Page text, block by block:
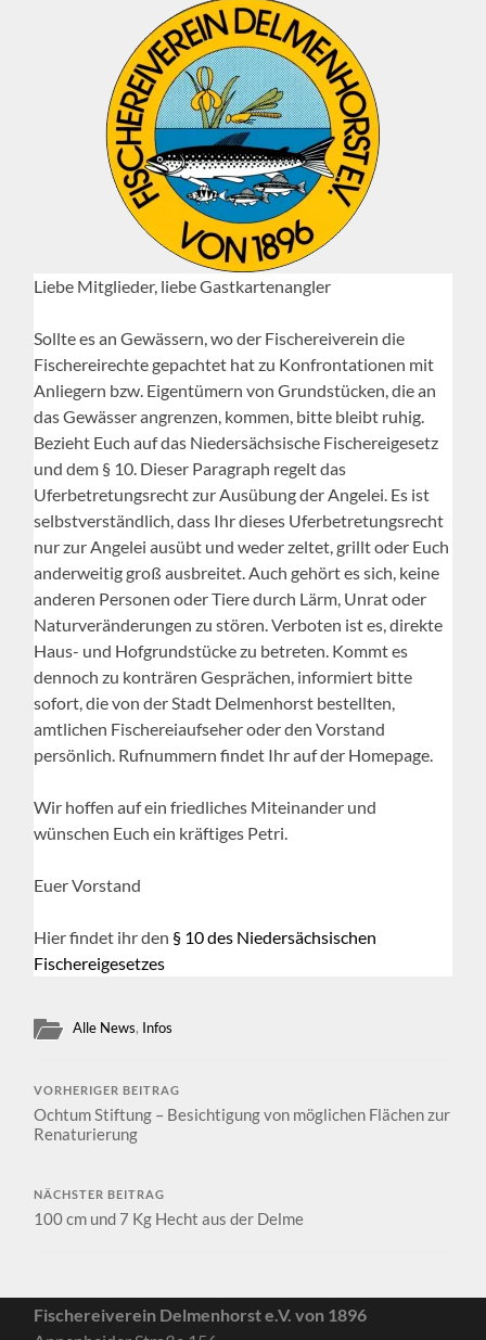
Liebe Mitglieder, liebe Gastkartenangler
Sollte es an Gewässern, wo der Fischereiverein die
Fischereirechte gepachtet hat zu Konfrontationen mit
Anliegern bzw. Eigentümern von Grundstücken, die an
das Gewässer angrenzen, kommen, bitte bleibt ruhig.
Bezieht Euch auf das Niedersächsische Fischereigesetz
und dem § 10. Dieser Paragraph regelt das
Uferbetretungsrecht zur Ausübung der Angelei. Es ist
selbstverständlich, dass Ihr dieses Uferbetretungsrecht
nur zur Angelei ausübt und weder zeltet, grillt oder Euch
anderweitig groß ausbreitet. Auch gehört es sich, keine
anderen Personen oder Tiere durch Lärm, Unrat oder
Naturveränderungen zu stören. Verboten ist es, direkte
Haus- und Hofgrundstücke zu betreten. Kommt es
dennoch zu konträren Gesprächen, informiert bitte
sofort, die von der Stadt Delmenhorst bestellten,
amtlichen Fischereiaufseher oder den Vorstand
persönlich. Rufnummern findet Ihr auf der Homepage.
Wir hoffen auf ein friedliches Miteinander und
wünschen Euch ein kräftiges Petri.
Euer Vorstand
Hier findet ihr den § 10 des Niedersächsischen
Fischereigesetzes
Alle News, Infos
VORHERIGER BEITRAG
Ochtum Stiftung – Besichtigung von möglichen Flächen zur
Renaturierung
NÄCHSTER BEITRAG
100 cm und 7 Kg Hecht aus der Delme
Fischereiverein Delmenhorst e.V. von 1896